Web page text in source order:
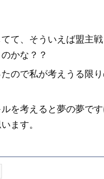
て、そういえば盟主
かな？？
ので私が考えうる限
を考えると夢の夢で
ます。